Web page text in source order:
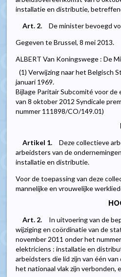
installatie en distributie,
Art. 2.
De minister bevoegd
Gegeven te Brussel, 8 mei 2013.
ALBERT Van Koningswege : De
(1) Verwijzing naar het Belgisch
januari 1969.
Bijlage Paritair Subcomité voor
van 8 oktober 2012 Syndicale
nummer 111898/CO/149.01)
Artikel 1.
Deze collectieve
arbeidsters van de
installatie en distributie.
Voor de toepassing van deze
mannelijke en vrouwelijke
Art. 2.
In uitvoering van de
wijziging en coördinatie van de
november 2011 onder het
elektriciens : installatie en
arbeidsters die lid zijn van één
het nationaal vlak zijn verbonden,